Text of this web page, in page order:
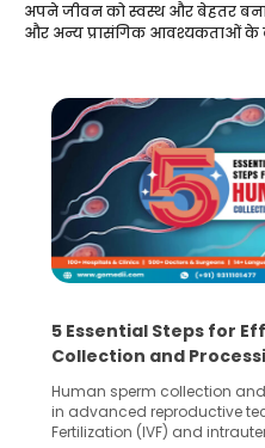
अपने जीवन को स्वस्थ और बेहतर
और अन्य प्रासंगिक आवश्यकताओं के
5 Essential Steps for
Collection and
Human sperm collection
in advanced reproductive
Fertilization (IVF) and